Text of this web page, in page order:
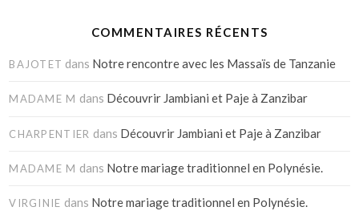
COMMENTAIRES RÉCENTS
BAJOTET dans Notre rencontre avec les Massaïs de Tanzanie
MADAME M dans Découvrir Jambiani et Paje à Zanzibar
CHARPENTIER dans Découvrir Jambiani et Paje à Zanzibar
MADAME M dans Notre mariage traditionnel en Polynésie.
VIRGINIE dans Notre mariage traditionnel en Polynésie.